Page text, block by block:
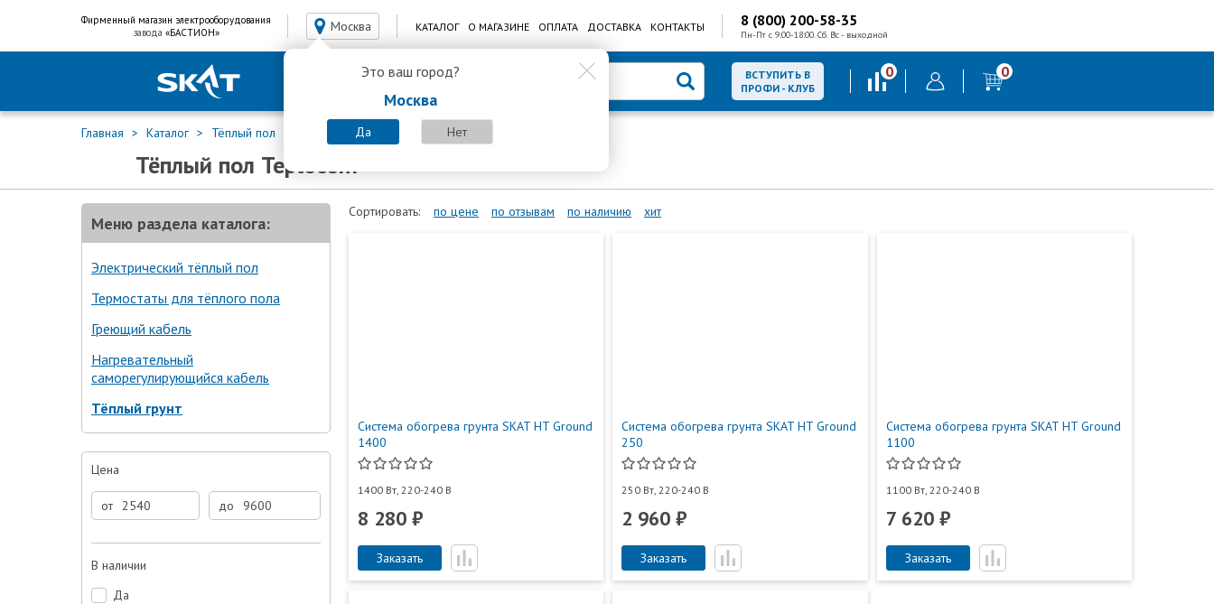
Фирменный магазин электрооборудования
завода «БАСТИОН» Москва
Это ваш город?
Москва
Да Нет
КАТАЛОГ О МАГАЗИНЕ ОПЛАТА ДОСТАВКА КОНТАКТЫ 8 (800) 200-58-35
Пн-Пт с 9:00-18:00. Сб. Вс - выходной
ВСТУПИТЬ В
ПРОФИ - КЛУБ
0 0
Главная Каталог Тёплый пол Тёплый грунт
Тёплый пол Teplocom
Меню раздела каталога:
Электрический тёплый пол
Термостаты для тёплого пола
Греющий кабель
Нагревательный
саморегулирующийся кабель
Тёплый грунт
Цена
от до
В наличии
Да
Сортировать: по цене по отзывам по наличию хит
Система обогрева грунта SKAT HT Ground
1400
1400 Вт, 220-240 В
8 280 ₽
Заказать
Система обогрева грунта SKAT HT Ground
250
250 Вт, 220-240 В
2 960 ₽
Заказать
Система обогрева грунта SKAT HT Ground
1100
1100 Вт, 220-240 В
7 620 ₽
Заказать